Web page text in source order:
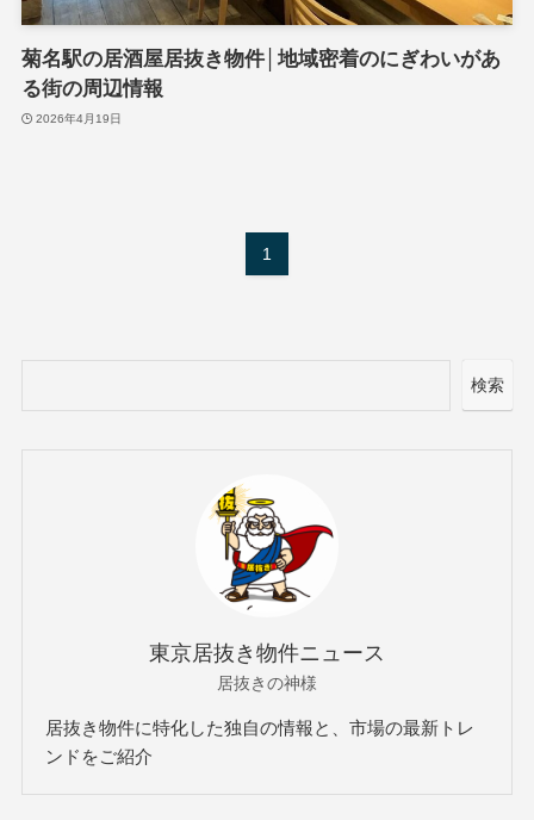
菊名駅の居酒屋居抜き物件│地域密着のにぎわいがあ
る街の周辺情報
2026年4月19日
1
検索
東京居抜き物件ニュース
居抜きの神様
居抜き物件に特化した独自の情報と、市場の最新トレ
ンドをご紹介